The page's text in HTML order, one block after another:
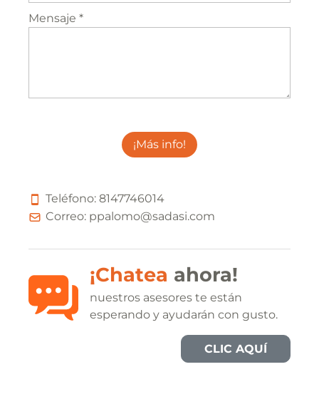
Mensaje *
¡Más info!
Teléfono: 8147746014
Correo: ppalomo@sadasi.com
¡Chatea ahora!
nuestros asesores te están
esperando y ayudarán con gusto.
CLIC AQUÍ